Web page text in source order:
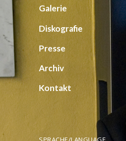
Galerie
Diskografie
Presse
Archiv
Kontakt